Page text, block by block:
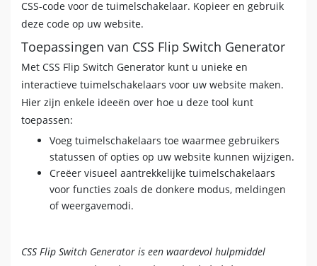
CSS-code voor de tuimelschakelaar. Kopieer en gebruik
deze code op uw website.
Toepassingen van CSS Flip Switch Generator
Met CSS Flip Switch Generator kunt u unieke en
interactieve tuimelschakelaars voor uw website maken.
Hier zijn enkele ideeën over hoe u deze tool kunt
toepassen:
Voeg tuimelschakelaars toe waarmee gebruikers
statussen of opties op uw website kunnen wijzigen.
Creëer visueel aantrekkelijke tuimelschakelaars
voor functies zoals de donkere modus, meldingen
of weergavemodi.
CSS Flip Switch Generator is een waardevol hulpmiddel